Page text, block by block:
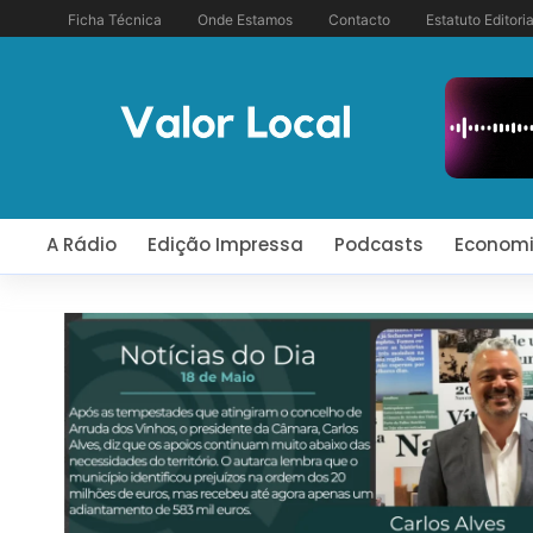
Ficha Técnica Onde Estamos Contacto Estatuto
A Rádio Edição Impressa Podcasts